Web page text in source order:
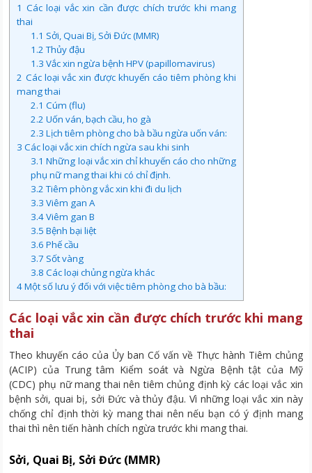
1 Các loại vắc xin cần được chích trước khi mang
thai
1.1 Sởi, Quai Bị, Sởi Đức (MMR)
1.2Thủy đậu
1.3 Vắc xin ngừa bệnh HPV (papillomavirus)
2 Các loại vắc xin được khuyến cáo tiêm phòng khi
mang thai
2.1 Cúm (flu)
2.2 Uốn ván, bạch cầu, ho gà
2.3 Lịch tiêm phòng cho bà bầu ngừa uốn ván:
3 Các loại vắc xin chích ngừa sau khi sinh
3.1 Những loại vắc xin chỉ khuyến cáo cho những
phụ nữ mang thai khi có chỉ định.
3.2Tiêm phòng vắc xin khi đi du lịch
3.3 Viêm gan A
3.4Viêm gan B
3.5 Bệnh bại liệt
3.6 Phế cầu
3.7 Sốt vàng
3.8 Các loại chủng ngừa khác
4Một số lưu ý đối với việc tiêm phòng cho bà bầu:
Các loại vắc xin cần được chích trước khi mang
thai
Theo khuyến cáo của Ủy ban Cố vấn về Thực hành Tiêm chủng
(ACIP) của Trung tâm Kiểm soát và Ngừa Bệnh tật của Mỹ
(CDC) phụ nữ mang thai nên tiêm chủng định kỳ các loại vắc xin
bệnh sởi, quai bị, sởi Đức và thủy đậu. Vì những loại vắc xin này
chống chỉ định thời kỳ mang thai nên nếu bạn có ý định mang
thai thì nên tiến hành chích ngừa trước khi mang thai.
Sởi, Quai Bị, Sởi Đức (MMR)